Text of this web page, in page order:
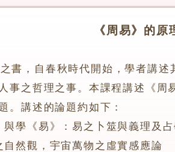
《周易》的
之書，自春秋時代開始，學者講
事之哲理之事。本課程講述《
。講述的論題約如下：
《易》：易之卜筮與義理及占
觀，宇宙萬物之虛實感應論